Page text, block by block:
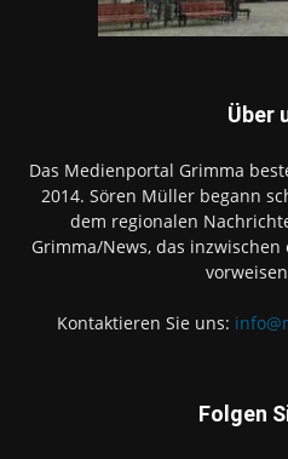
Über
Das Medienportal Grimma
2014. Sören Müller begann
dem regionalen
Grimma/News, das
Kontaktieren Sie uns:
Folgen